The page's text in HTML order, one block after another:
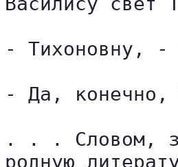
- Тихоновну, -
- Да, конечно,
. . . Словом, за
родную